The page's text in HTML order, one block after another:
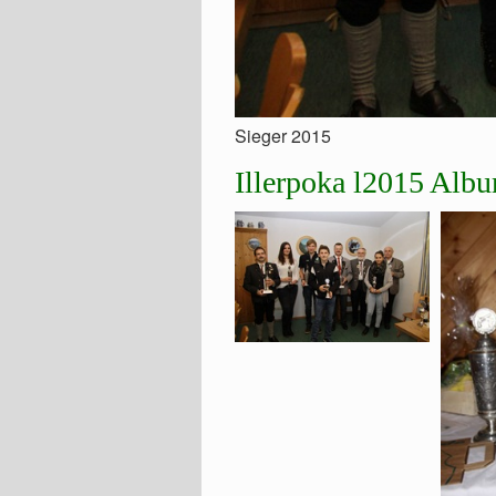
Sieger 2015
Illerpoka l2015